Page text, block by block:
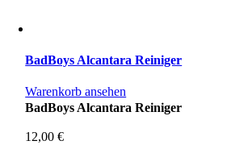
BadBoys Alcantara Reiniger
Warenkorb ansehen
BadBoys Alcantara Reiniger
12,00€